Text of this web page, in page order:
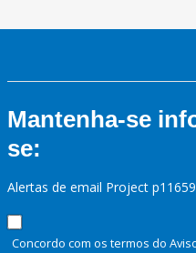
Mantenha-se
se:
Alertas de email Project
Concordo com os termos do